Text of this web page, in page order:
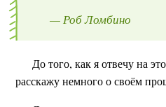
— Роб Ломбино
До того, как я отвечу на
расскажу немного о своём